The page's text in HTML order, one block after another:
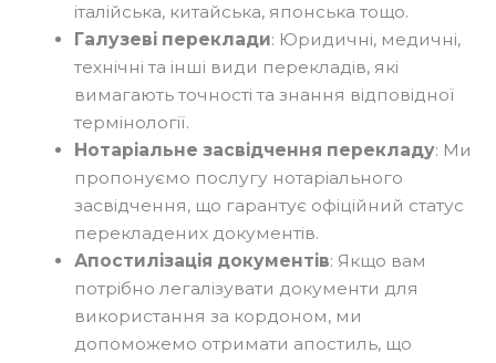
італійська, китайська, японська тощо.
Галузеві переклади: Юридичні, медичні,
технічні та інші види перекладів, які
вимагають точності та знання відповідної
термінології.
Нотаріальне засвідчення перекладу: Ми
пропонуємо послугу нотаріального
засвідчення, що гарантує офіційний статус
перекладених документів.
Апостилізація документів: Якщо вам
потрібно легалізувати документи для
використання за кордоном, ми
допоможемо отримати апостиль, що